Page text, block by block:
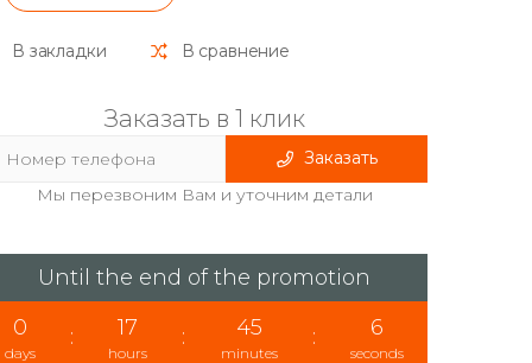
В закладки В сравнение
Заказать в 1 клик
Заказать
Мы перезвоним Вам и уточним детали
Until the end of the promotion
0
days
: 17
hours
: 45
minutes
: 6
seconds